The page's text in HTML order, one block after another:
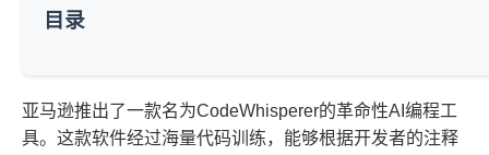
目录
亚马逊推出了一款名为CodeWhisperer的革命性AI编程工
具。这款软件经过海量代码训练，能够根据开发者的注释